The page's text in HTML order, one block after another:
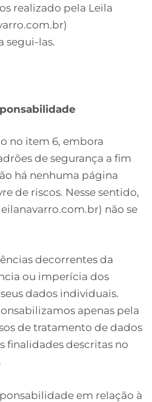
realizado pela Leila
segui-las.
no item 6, embora
de segurança a fim
há nenhuma página
de riscos. Nesse sentido,
não se
decorrentes da
ou imperícia dos
dados individuais.
apenas pela
de tratamento de dados
finalidades descritas no
em relação à